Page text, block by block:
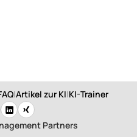
|Artikel zur KI|KI-Trainer
Partners